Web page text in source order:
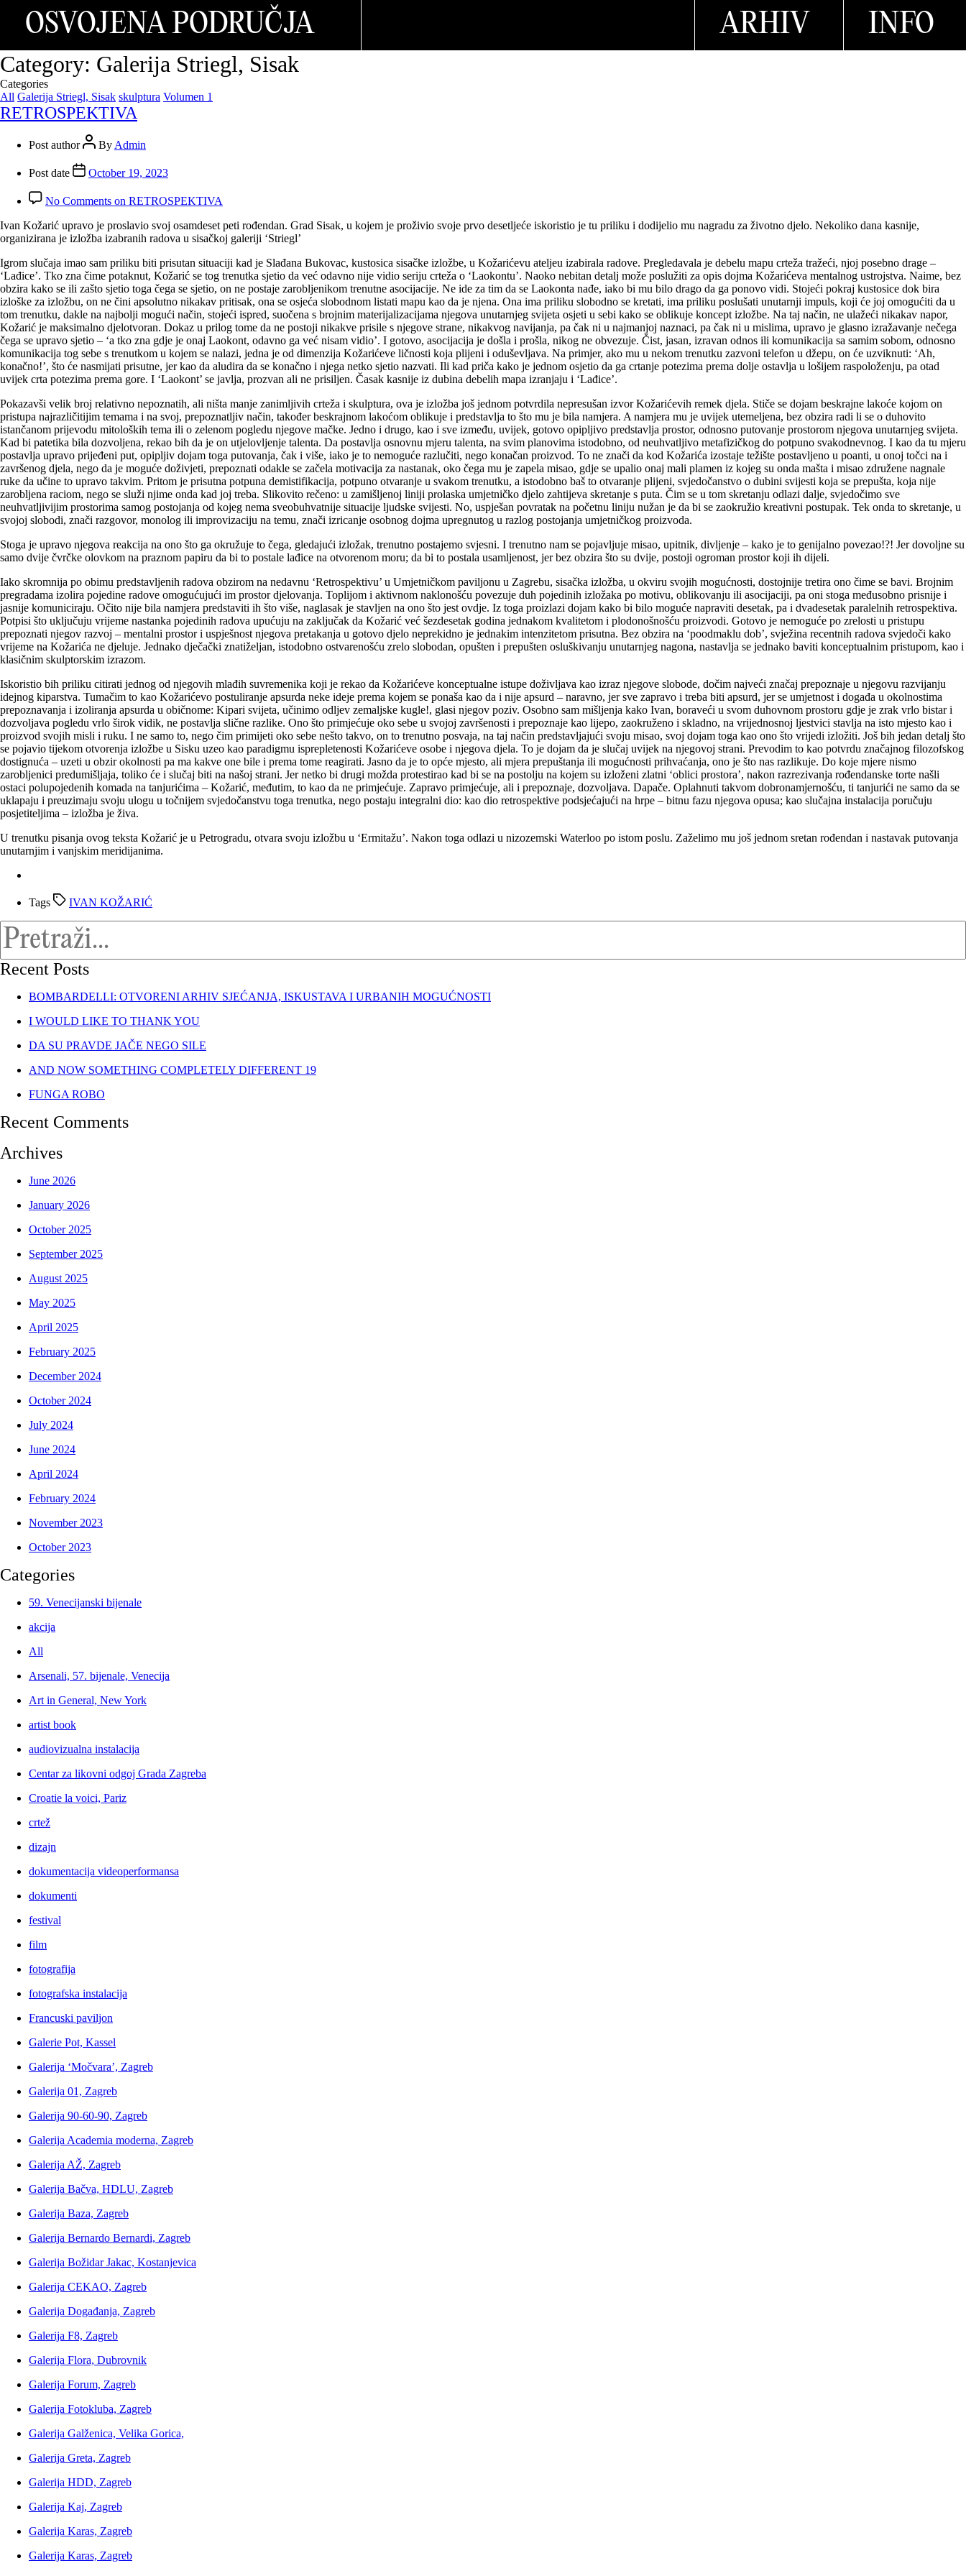
OSVOJENA PODRUČJA ARHIV INFO
Category: Galerija Striegl, Sisak
Categories
All Galerija Striegl, Sisak skulptura Volumen 1
RETROSPEKTIVA
Post author By Admin
Post date October 19, 2023
No Comments on RETROSPEKTIVA
Ivan Kožarić upravo je proslavio svoj osamdeset peti rođendan. Grad Sisak, u kojem je proživio svoje prvo desetljeće iskoristio je tu priliku i dodijelio mu nagradu za životno djelo. Nekoliko dana kasnije,
organizirana je izložba izabranih radova u sisačkoj galeriji ‘Striegl’
Igrom slučaja imao sam priliku biti prisutan situaciji kad je Slađana Bukovac, kustosica sisačke izložbe, u Kožarićevu ateljeu izabirala radove. Pregledavala je debelu mapu crteža tražeći, njoj posebno drage –
‘Lađice’. Tko zna čime potaknut, Kožarić se tog trenutka sjetio da već odavno nije vidio seriju crteža o ‘Laokontu’. Naoko nebitan detalj može poslužiti za opis dojma Koža­­ri­ćeva mentalnog ustrojstva. Naime, bez
obzira kako se ili zašto sjetio toga čega se sjetio, on ne postaje zarobljenikom trenutne asocijacije. Ne ide za tim da se Laokonta nađe, iako bi mu bilo drago da ga ponovo vidi. Stojeći pokraj kustosice dok bira
izloške za izložbu, on ne čini apsolutno nikakav pritisak, ona se osjeća slobodnom listati mapu kao da je njena. Ona ima priliku slobodno se kretati, ima priliku poslušati unutarnji impuls, koji će joj omogućiti da u
tom trenutku, dakle na najbolji mogući način, stojeći ispred, suočena s brojnim materijalizacijama njegova unutarnjeg svijeta osjeti u sebi kako se oblikuje koncept izložbe. Na taj način, ne ulažeći nikakav napor,
Kožarić je maksimalno djelotvoran. Dokaz u prilog tome da ne postoji nikakve prisile s njegove strane, nikakvog navijanja, pa čak ni u najmanjoj naznaci, pa čak ni u mislima, upravo je glasno izražavanje nečega
čega se upravo sjetio – ‘a tko zna gdje je onaj Laokont, odavno ga već nisam vidio’. I gotovo, asocijacija je došla i prošla, nikog ne obvezuje. Čist, jasan, izravan odnos ili komunikacija sa samim sobom, odnosno
komunikacija tog sebe s trenutkom u kojem se nalazi, jedna je od dimenzija Kožarićeve ličnosti koja plijeni i oduševljava. Na primjer, ako mu u nekom trenutku zazvoni telefon u džepu, on će uzviknuti: ‘Ah,
konačno!’, što će nasmijati prisutne, jer kao da aludira da se konačno i njega netko sjetio nazvati. Ili kad priča kako je jednom osjetio da ga crtanje potezima prema dolje ostavlja u lošijem raspoloženju, pa otad
uvijek crta potezima prema gore. I ‘Laokont’ se javlja, prozvan ali ne prisiljen. Časak kasnije iz dubina debelih mapa izranjaju i ‘Lađice’.
Pokazavši velik broj relativno nepoznatih, ali ništa manje zanimljivih crteža i skulptura, ova je izložba još jednom potvrdila nepresušan izvor Kožarićevih remek djela. Stiče se dojam beskrajne lakoće kojom on
pristupa najrazličitijim temama i na svoj, prepoznatljiv način, također beskrajnom lakoćom oblikuje i predstavlja to što mu je bila namjera. A namjera mu je uvijek utemeljena, bez obzira radi li se o duhovito
istančanom prijevodu mitoloških tema ili o zelenom pogledu njegove mačke. Jedno i drugo, kao i sve između, uvijek, gotovo opipljivo predstavlja prostor, odnosno putovanje prostorom njegova unutarnjeg svijeta.
Kad bi patetika bila dozvoljena, rekao bih da je on utjelovljenje talenta. Da postavlja osnovnu mjeru talenta, na svim planovima istodobno, od neuhvatljivo metafizičkog do potpuno svakodnevnog. I kao da tu mjeru
postavlja upravo prijeđeni put, opipljiv dojam toga putovanja, čak i više, iako je to nemoguće razlučiti, nego konačan proizvod. To ne znači da kod Kožarića izostaje težište postavljeno u poanti, u onoj točci na i
završenog djela, nego da je moguće doživjeti, prepoznati odakle se začela motivacija za nastanak, oko čega mu je zapela misao, gdje se upalio onaj mali plamen iz kojeg su onda mašta i misao združene nagnale
ruke da učine to upravo takvim. Pritom je prisutna potpuna demistifikacija, potpuno otvaranje u svakom trenutku, a istodobno baš to otvaranje plijeni, svjedočanstvo o dubini svijesti koja se prepušta, koja nije
zarobljena raciom, nego se služi njime onda kad joj treba. Slikovito rečeno: u zamišljenoj liniji prolaska umjetničko djelo zahtijeva skretanje s puta. Čim se u tom skretanju odlazi dalje, svjedočimo sve
neuhvatljivijim prostorima samog postojanja od kojeg nema sveobuhvatnije situacije ljudske svijesti. No, uspješan povratak na početnu liniju nužan je da bi se zaokružio kreativni postupak. Tek onda to skretanje, u
svojoj slobodi, znači razgovor, monolog ili improvizaciju na temu, znači izricanje osobnog dojma upregnutog u razlog postojanja umjetničkog proizvoda.
Stoga je upravo njegova reakcija na ono što ga okružuje to čega, gledajući izložak, trenutno postajemo svjesni. I trenutno nam se pojavljuje misao, upitnik, divljenje – kako je to genijalno povezao!?! Jer dovoljne su
samo dvije čvrčke olovkom na praznom papiru da bi to postale lađice na otvorenom moru; da bi to postala usamljenost, jer bez obzira što su dvije, postoji ogroman prostor koji ih dijeli.
Iako skromnija po obimu predstavljenih radova obzirom na nedavnu ‘Retrospektivu’ u Umjetničkom paviljonu u Zagrebu, sisačka izložba, u okviru svojih mogućnosti, dostoj­nije tretira ono čime se bavi. Brojnim
pregradama izolira pojedine radove omogućujući im prostor djelovanja. Toplijom i aktivnom naklonošću povezuje duh pojedinih izložaka po motivu, oblikovanju ili asocijaciji, pa oni stoga međusobno prisnije i
jasnije komuniciraju. Očito nije bila namjera predstaviti ih što više, naglasak je stavljen na ono što jest ovdje. Iz toga proizlazi dojam kako bi bilo moguće napra­viti desetak, pa i dvadesetak paralelnih retrospektiva.
Potpisi što uključuju vrijeme nastanka pojedinih radova upućuju na zaključak da Kožarić već šezdesetak godina jednakom kvalitetom i plodonošnošću proizvodi. Gotovo je nemoguće po zrelosti u pristupu
prepoznati njegov razvoj – mentalni prostor i uspješnost njegova pretakanja u gotovo djelo neprekidno je jednakim intenzitetom prisutna. Bez obzira na ‘poodmaklu dob’, svježina recentnih radova svjedoči kako
vrijeme na Kožarića ne djeluje. Jednako dječački znatiže­ljan, istodobno ostvarenošću zrelo slobodan, opušten i prepušten osluškivanju unutarnjeg nagona, nastavlja se jednako baviti konceptualnim pristupom, kao i
klasičnim skulptorskim izrazom.
Iskoristio bih priliku citirati jednog od njegovih mlađih suvremenika koji je rekao da Kožarićeve konceptualne istupe doživljava kao izraz njegove slobode, dočim najveći značaj prepoznaje u njegovu razvijanju
idejnog kiparstva. Tumačim to kao Kožarićevo postuliranje apsurda neke ideje prema kojem se ponaša kao da i nije apsurd – naravno, jer sve zapravo i treba biti apsurd, jer se umjetnost i događa u okolnostima
prepoznavanja i izoliranja apsurda u običnome: Kipari svijeta, učinimo odljev zemaljske kugle!, glasi njegov poziv. Osobno sam mišljenja kako Ivan, boraveći u svom duhovnom prostoru gdje je zrak vrlo bistar i
dozvoljava pogledu vrlo širok vidik, ne postavlja slične razlike. Ono što primjećuje oko sebe u svojoj završenosti i prepoznaje kao lijepo, zaokruženo i skladno, na vrijednosnoj ljestvici stavlja na isto mjesto kao i
proizvod svojih misli i ruku. I ne samo to, nego čim primijeti oko sebe nešto takvo, on to trenutno posvaja, na taj način predstavljajući svoju misao, svoj dojam toga kao ono što vrijedi izložiti. Još bih jedan detalj što
se pojavio tijekom otvorenja izložbe u Sisku uzeo kao paradigmu isprepletenosti Kožarićeve osobe i njegova djela. To je dojam da je slučaj uvijek na njegovoj strani. Prevodim to kao potvrdu značajnog filozofskog
dostignuća – uzeti u obzir okolnosti pa ma kakve one bile i prema tome reagirati. Jasno da je to opće mjesto, ali mjera prepuštanja ili mogućnosti prihvaćanja, ono je što nas razlikuje. Do koje mjere nismo
zarobljenici predumišljaja, toliko će i slučaj biti na našoj strani. Jer netko bi drugi možda protestirao kad bi se na postolju na kojem su izloženi zlatni ‘oblici prostora’, nakon razrezivanja rođendanske torte našli
ostaci polupojedenih komada na tanjurićima – Kožarić, međutim, to kao da ne primjećuje. Zapravo primjećuje, ali i prepoznaje, dozvoljava. Dapače. Oplahnuti takvom dobronamjernošću, ti tanjurići ne samo da se
uklapaju i preuzimaju svoju ulogu u točnijem svjedočanstvu toga trenutka, nego postaju integralni dio: kao dio retrospektive podsjećajući na hrpe – bitnu fazu njegova opusa; kao slučajna instalacija poručuju
posjetiteljima – izložba je živa.
U trenutku pisanja ovog teksta Kožarić je u Petrogradu, otvara svoju izložbu u ‘Ermitažu’. Nakon toga odlazi u nizozemski Waterloo po istom poslu. Zaželimo mu još jednom sretan rođendan i nastavak putovanja
unutarnjim i vanjskim meridijanima.
Tags IVAN KOŽARIĆ
Recent Posts
BOMBARDELLI: OTVORENI ARHIV SJEĆANJA, ISKUSTAVA I URBANIH MOGUĆNOSTI
I WOULD LIKE TO THANK YOU
DA SU PRAVDE JAČE NEGO SILE
AND NOW SOMETHING COMPLETELY DIFFERENT 19
FUNGA ROBO
Recent Comments
Archives
June 2026
January 2026
October 2025
September 2025
August 2025
May 2025
April 2025
February 2025
December 2024
October 2024
July 2024
June 2024
April 2024
February 2024
November 2023
October 2023
Categories
59. Venecijanski bijenale
akcija
All
Arsenali, 57. bijenale, Venecija
Art in General, New York
artist book
audiovizualna instalacija
Centar za likovni odgoj Grada Zagreba
Croatie la voici, Pariz
crtež
dizajn
dokumentacija videoperformansa
dokumenti
festival
film
fotografija
fotografska instalacija
Francuski paviljon
Galerie Pot, Kassel
Galerija ‘Močvara’, Zagreb
Galerija 01, Zagreb
Galerija 90-60-90, Zagreb
Galerija Academia moderna, Zagreb
Galerija AŽ, Zagreb
Galerija Bačva, HDLU, Zagreb
Galerija Baza, Zagreb
Galerija Bernardo Bernardi, Zagreb
Galerija Božidar Jakac, Kostanjevica
Galerija CEKAO, Zagreb
Galerija Događanja, Zagreb
Galerija F8, Zagreb
Galerija Flora, Dubrovnik
Galerija Forum, Zagreb
Galerija Fotokluba, Zagreb
Galerija Galženica, Velika Gorica,
Galerija Greta, Zagreb
Galerija HDD, Zagreb
Galerija Kaj, Zagreb
Galerija Karas, Zagreb
Galerija Karas, Zagreb